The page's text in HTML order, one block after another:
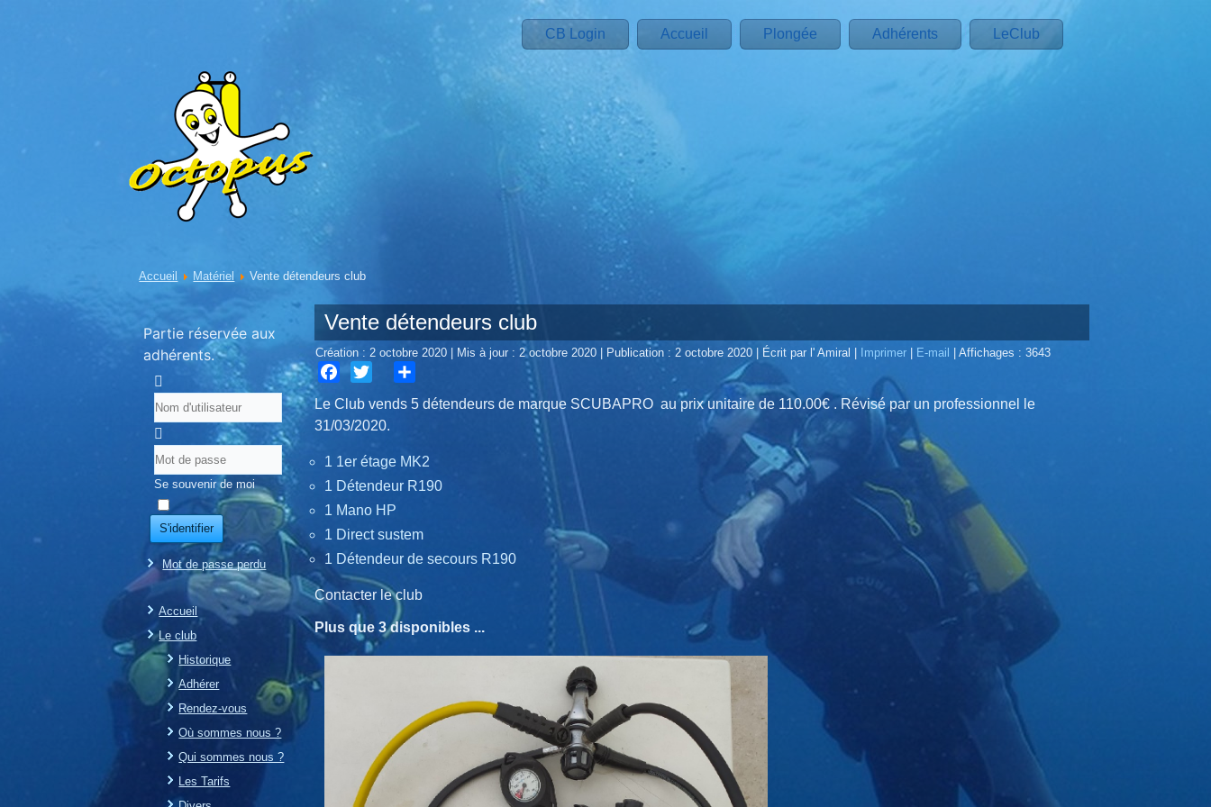
CB Login Accueil Plongée Adhérents LeClub
Accueil Matériel Vente détendeurs club
Partie réservée aux
adhérents.
Se souvenir de moi
S'identifier
Mot de passe perdu
Accueil
Le club
Historique
Adhérer
Rendez-vous
Où sommes nous ?
Qui sommes nous ?
Les Tarifs
Vente détendeurs club
Création : 2 octobre 2020 Mis à jour : 2 octobre 2020 Publication : 2 octobre 2020 Écrit par l' Amiral Imprimer E-mail |Affichages : 3643
Le Club vends 5 détendeurs de marque SCUBAPRO au prix unitaire de 110.00€ . Révisé par un professionnel le
31/03/2020.
1 1er étage MK2
1 Détendeur R190
1 Mano HP
1 Direct sustem
1 Détendeur de secours R190
Contacter le club
Plus que 3 disponibles ...